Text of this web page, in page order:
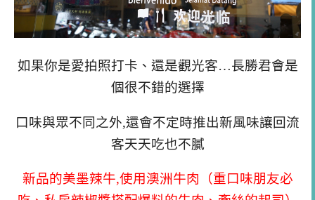
如果你是愛拍照打卡、還是觀光客…長勝君會是
個很不錯的選擇
口味與眾不同之外,還會不定時推出新風味讓回流
客天天吃也不膩
新品的美墨辣牛,使用澳洲牛肉（重口味朋友必